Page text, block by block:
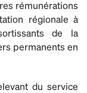
rémunérations
régionale à
de la
permanents en
du service